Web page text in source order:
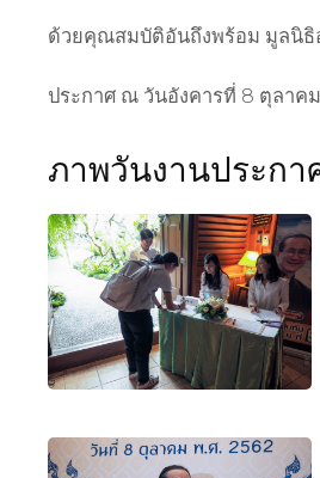
ด้วยคุณสมบัติอันถึงพร้อม มูลนิธิ
ประกาศ ณ วันอังคารที่ 8 ตุลาค
ภาพวันงานประกา